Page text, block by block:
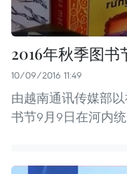
2016年秋季图书
10/09/2016 11:49
由越南通讯传媒部
书节9月9日在河内统